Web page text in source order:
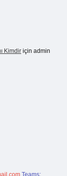
Kimdir için admin
Teams: